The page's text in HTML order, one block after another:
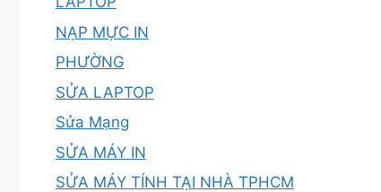
NẠP MỰC IN
PHƯỜNG
SỬA LAPTOP
Sửa Mạng
SỬA MÁY IN
SỬA MÁY TÍNH TẠI NHÀ TPHCM